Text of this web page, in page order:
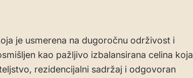
je usmerena na dugoročnu održivost i
kao pažljivo izbalansirana celina koja
rezidencijalni sadržaj i odgovoran